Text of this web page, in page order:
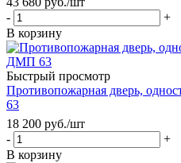
-
+
В корзину
Быстрый просмотр
Противопожарная дверь,
63
18 200 руб./шт
-
+
В корзину